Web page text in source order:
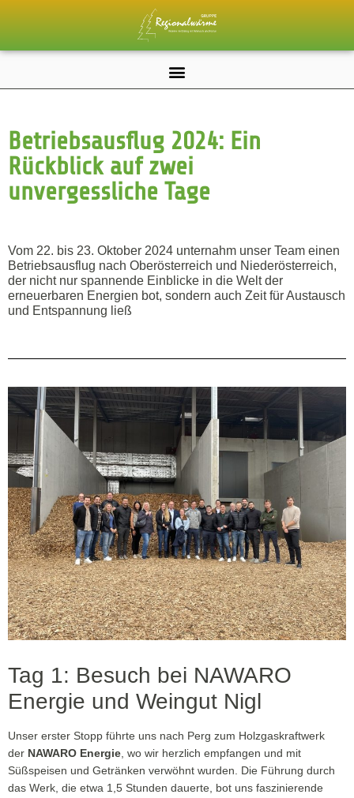
Betriebsausflug 2024: Ein
Rückblick auf zwei
unvergessliche Tage
Vom 22. bis 23. Oktober 2024 unternahm unser Team einen
Betriebsausflug nach Oberösterreich und Niederösterreich,
der nicht nur spannende Einblicke in die Welt der
erneuerbaren Energien bot, sondern auch Zeit für Austausch
und Entspannung ließ
Tag 1: Besuch bei NAWARO
Energie und Weingut Nigl
Unser erster Stopp führte uns nach Perg zum Holzgaskraftwerk
der NAWARO Energie, wo wir herzlich empfangen und mit
Süßspeisen und Getränken verwöhnt wurden. Die Führung durch
das Werk, die etwa 1,5 Stunden dauerte, bot uns faszinierende